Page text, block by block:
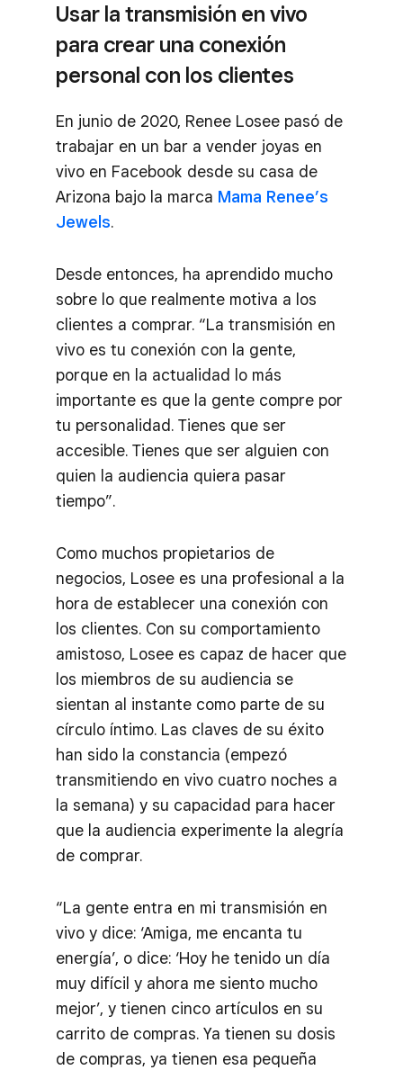
Usar la transmisión en vivo
para crear una conexión
personal con los clientes
En junio de 2020, Renee Losee pasó de
trabajar en un bar a vender joyas en
vivo en Facebook desde su casa de
Arizona bajo la marca Mama Renee’s
Jewels.
Desde entonces, ha aprendido mucho
sobre lo que realmente motiva a los
clientes a comprar. “La transmisión en
vivo es tu conexión con la gente,
porque en la actualidad lo más
importante es que la gente compre por
tu personalidad. Tienes que ser
accesible. Tienes que ser alguien con
quien la audiencia quiera pasar
tiempo”.
Como muchos propietarios de
negocios, Losee es una profesional a la
hora de establecer una conexión con
los clientes. Con su comportamiento
amistoso, Losee es capaz de hacer que
los miembros de su audiencia se
sientan al instante como parte de su
círculo íntimo. Las claves de su éxito
han sido la constancia (empezó
transmitiendo en vivo cuatro noches a
la semana) y su capacidad para hacer
que la audiencia experimente la alegría
de comprar.
“La gente entra en mi transmisión en
vivo y dice: ‘Amiga, me encanta tu
energía’, o dice: ‘Hoy he tenido un día
muy difícil y ahora me siento mucho
mejor’, y tienen cinco artículos en su
carrito de compras. Ya tienen su dosis
de compras, ya tienen esa pequeña